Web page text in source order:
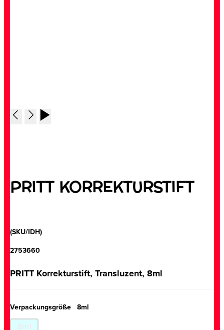
PRITT KORREKTURSTIFT
(SKU/IDH)
2753660
PRITT Korrekturstift, Transluzent, 8ml
Verpackungsgröße 8ml